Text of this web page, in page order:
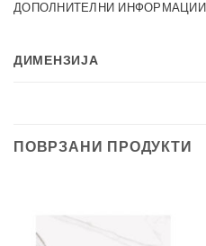
ДОПОЛНИТЕЛНИ ИНФОРМАЦИИ
ДИМЕНЗИЈА
ПОВРЗАНИ ПРОДУКТИ